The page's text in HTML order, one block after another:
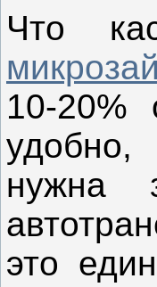
Что
10-20%
нужна
это